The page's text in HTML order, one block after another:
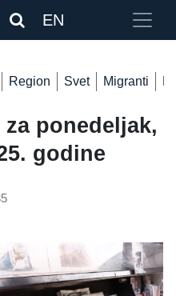
EN
Region Svet Migranti
ponedeljak,
godine